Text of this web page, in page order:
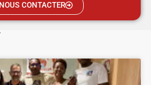
NOUS CONTACTER